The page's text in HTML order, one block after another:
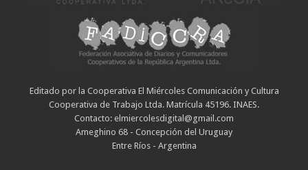
Editado por la Cooperativa El Miércoles Comunicación y Cultura
Cooperativa de Trabajo Ltda. Matrícula 45196. INAES.
Contacto: elmiercolesdigital@gmail.com
Ameghino 68 - Concepción del Uruguay
Entre Ríos - Argentina